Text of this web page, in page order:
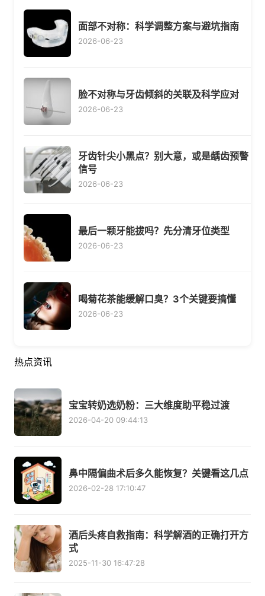
面部不对称：科学调整方案与避坑指南
2026-06-23
脸不对称与牙齿倾斜的关联及科学应对
2026-06-23
牙齿针尖小黑点？别大意，或是龋齿预警
信号
2026-06-23
最后一颗牙能拔吗？先分清牙位类型
2026-06-23
喝菊花茶能缓解口臭？3个关键要搞懂
2026-06-23
热点资讯
宝宝转奶选奶粉：三大维度助平稳过渡
2026-04-20 09:44:13
鼻中隔偏曲术后多久能恢复？关键看这几点
2026-02-28 17:10:47
酒后头疼自救指南：科学解酒的正确打开方
式
2025-11-30 16:47:28